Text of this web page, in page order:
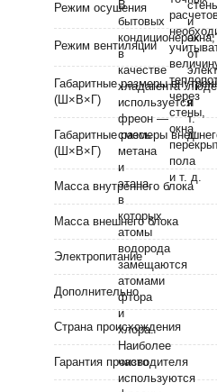
Режим осушения
Режим вентиляции
Габаритные размеры
(Ш×В×Г)
Габаритные размеры
(Ш×В×Г)
Масса внутреннего блока
Масса внешнего блока
Электропитание
Дополнительно
Страна происхождения
Гарантия производителя